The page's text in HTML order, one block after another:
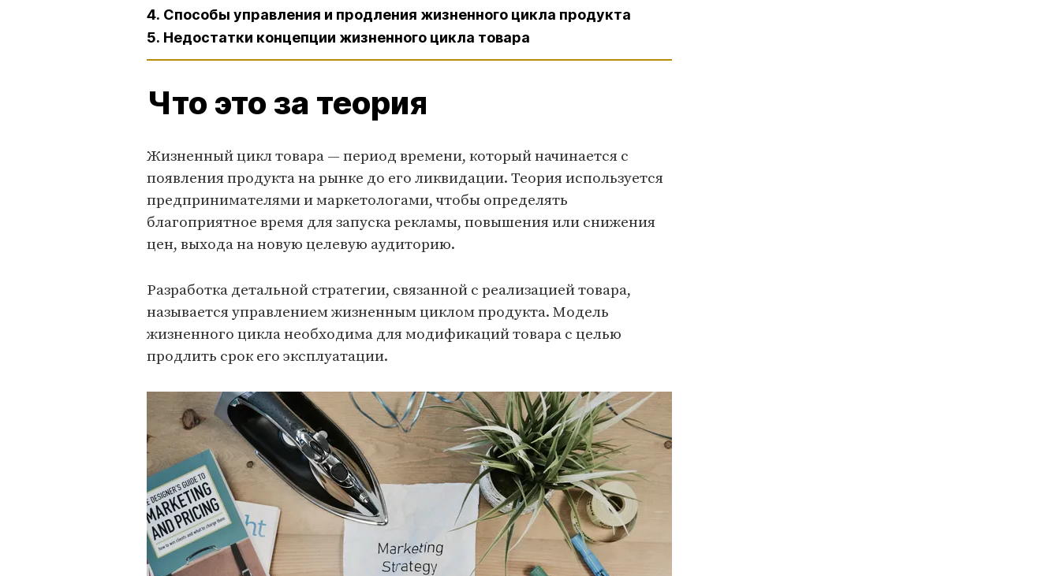
4. Способы управления и продления жизненного цикла продукта
5. Недостатки концепции жизненного цикла товара
Что это за теория
Жизненный цикл товара — период времени, который начинается с
появления продукта на рынке до его ликвидации. Теория используется
предпринимателями и маркетологами, чтобы определять
благоприятное время для запуска рекламы, повышения или снижения
цен, выхода на новую целевую аудиторию.
Разработка детальной стратегии, связанной с реализацией товара,
называется управлением жизненным циклом продукта. Модель
жизненного цикла необходима для модификаций товара с целью
продлить срок его эксплуатации.